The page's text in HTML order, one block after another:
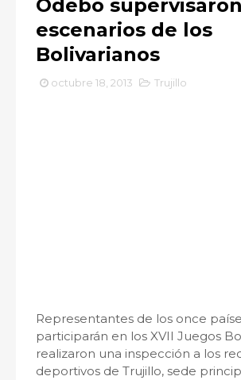
Odebo supervisaron
escenarios de los
Bolivarianos
octubre 18, 2013 Trujillo
Representantes de los once
participarán en los XVII Juegos
realizaron una inspección a los
deportivos de Trujillo, sede